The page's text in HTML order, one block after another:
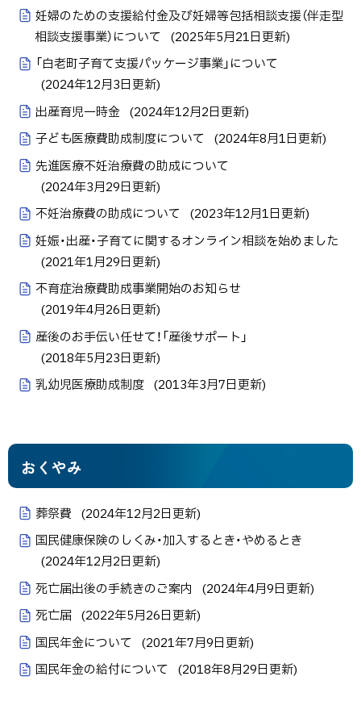
妊婦のための支援給付金及び妊婦等包括相談支援（伴走型
相談支援事業）について (2025年5月21日更新)
「白老町子育て支援パッケージ事業」について
(2024年12月3日更新)
出産育児一時金 (2024年12月2日更新)
子ども医療費助成制度について (2024年8月1日更新)
先進医療不妊治療費の助成について
(2024年3月29日更新)
不妊治療費の助成について (2023年12月1日更新)
妊娠・出産・子育てに関するオンライン相談を始めました
(2021年1月29日更新)
不育症治療費助成事業開始のお知らせ
(2019年4月26日更新)
産後のお手伝い任せて！「産後サポート」
(2018年5月23日更新)
乳幼児医療助成制度 (2013年3月7日更新)
おくやみ
葬祭費 (2024年12月2日更新)
国民健康保険のしくみ・加入するとき・やめるとき
(2024年12月2日更新)
死亡届出後の手続きのご案内
(2024年4月9日更新)
死亡届 (2022年5月26日更新)
国民年金について (2021年7月9日更新)
国民年金の給付について (2018年8月29日更新)